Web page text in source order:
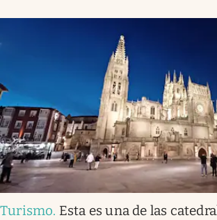
Turismo. Esta es una de las